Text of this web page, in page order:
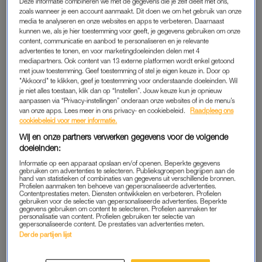
gras de beste kans om droogte en hitte te overleven zonder
dat het helemaal verdroogt of doorgroeit tot een jungle.
Overigens is paniek niet nodig bij wat bruin gras; een gezonde
grasmat heeft een goed wortelstelsel om er weer helemaal
bovenop te komen.
WATER LANGER VASTHOUDEN
Wanneer je planten hebt die regelmatig water nodig hebben,
kun je kijken hoe je de bodem langer vochtig kunt houden.
Een ola is een ondergrondse waterpot van (meestal)terracotta
Je vult ‘m met water en plaatst hem in de grond. Het water
sijpelt langzaam door de wanden van de pot heen, precies op
het moment dat de omringende grond droog wordt. Ik heb er
zelf één bij de kerstroos staan, die op een plekje met halfzon
zoals wanneer je een account aanmaakt. Dit doen we om het gebruik van onze
media te analyseren en onze websites en apps te verbeteren. Daarnaast
kunnen we, als je hier toestemming voor geeft, je gegevens gebruiken om onze
content, communicatie en aanbod te personaliseren en je relevante
advertenties te tonen, en voor marketingdoeleinden delen met 4
mediapartners. Ook content van 13 externe platformen wordt enkel getoond
met jouw toestemming. Geef toestemming of stel je eigen keuze in. Door op
"Akkoord" te klikken, geef je toestemming voor onderstaande doeleinden. Wil
je niet alles toestaan, klik dan op “Instellen”. Jouw keuze kun je opnieuw
aanpassen via “Privacy-instellingen” onderaan onze websites of in de menu’s
van onze apps. Lees meer in ons privacy- en cookiebeleid.
Raadpleeg ons
cookiebeleid voor meer informatie.
Wij en onze partners verwerken gegevens voor de volgende
doeleinden:
Informatie op een apparaat opslaan en/of openen. Beperkte gegevens
gebruiken om advertenties te selecteren. Publieksgroepen begrijpen aan de
hand van statistieken of combinaties van gegevens uit verschillende bronnen.
Profielen aanmaken ten behoeve van gepersonaliseerde advertenties.
Contentprestaties meten. Diensten ontwikkelen en verbeteren. Profielen
gebruiken voor de selectie van gepersonaliseerde advertenties. Beperkte
gegevens gebruiken om content te selecteren. Profielen aanmaken ter
personalisatie van content. Profielen gebruiken ter selectie van
gepersonaliseerde content. De prestaties van advertenties meten.
Derde partijen lijst